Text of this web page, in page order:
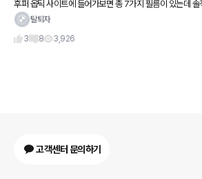
후퍼 옵틱 사이트에 들어가보면 총 7가지 필름이 있는데 솔직히 어떤
필름이 좋은지 잘 모르겠습니다. 가장 낮은 GK와 DREI 4-5배 가량
탈퇴자
3
8 3,926
고객센터 문의하기